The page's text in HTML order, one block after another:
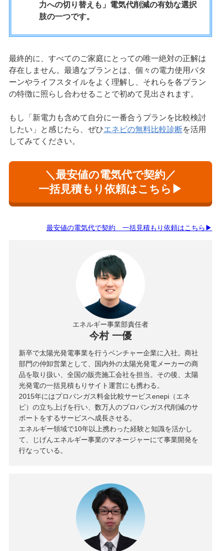
力への切り替えも」電気代削減の有効な選択
肢の一つです。
最終的に、すべてのご家庭にとっての唯一絶対の正解は
存在しません。最適なプランとは、個々の電力使用パタ
ーンやライフスタイルをよく理解し、それらを各プラン
の特徴に照らし合わせることで初めて見出されます。
もし「新電力も含めて自分に一番合うプランを比較検討
したい」と感じたら、ぜひエネピの無料比較診断を活用
してみてください。
＼最安値の電気代で契約／
一括見積もり依頼はこちら▶
最安値の電気代で契約 一括見積もり依頼はこちら▶
エネルギー事業部責任者
今村 一優
新卒で太陽光発電事業を行うベンチャー企業に入社。商社
部門の仲卸営業として、国内外の太陽光発電メーカーの商
品を取り扱い、全国の販売施工会社を担当。その後、太陽
光発電の一括見積もりサイト運営にも携わる。
2015年にはプロパンガス料金比較サービスenepi（エネ
ピ）の立ち上げを行い、数万人のプロパンガス代削減のサ
ポートをするサービスへ成長させる。
エネルギー領域で10年以上携わった経験と知識を活かし
て、じげんエネルギー事業のマネージャーにて事業開発を
行なっている。